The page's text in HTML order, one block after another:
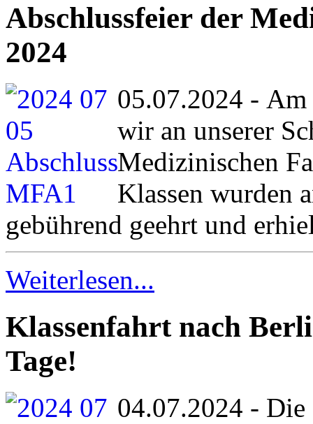
Abschlussfeier der
2024
05.07.2024 -
wir an unserer
Medizinischen
Klassen wurden
gebührend geehrt und
Weiterlesen...
Klassenfahrt nach
Tage!
04.07.2024 - Die